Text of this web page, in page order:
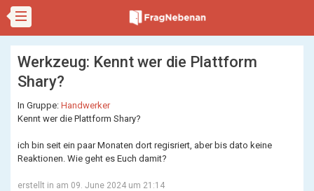
Werkzeug: Kennt wer die Plattform
Shary?
In Gruppe: Handwerker
Kennt wer die Plattform Shary?
ich bin seit ein paar Monaten dort regisriert, aber bis dato keine
Reaktionen. Wie geht es Euch damit?
erstellt in am 09. June 2024 um 21:14